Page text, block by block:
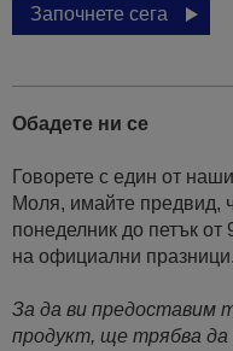
Започнете сега
Обадете ни се
Говорете с един от
Моля, имайте предвид,
понеделник до петък
на официални празници.
За да ви предоставим
продукт, ще трябва